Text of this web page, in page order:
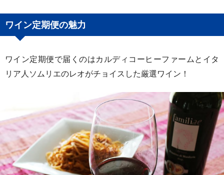
ワイン定期便の魅力
ワイン定期便で届くのはカルディコーヒーファームとイタ
リア人ソムリエのレオがチョイスした厳選ワイン！